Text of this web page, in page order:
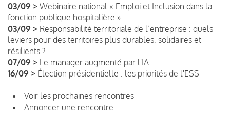
03/09 > Webinaire national « Emploi et Inclusion dans la
fonction publique hospitalière »
03/09 > Responsabilité territoriale de l’entreprise : quels
leviers pour des territoires plus durables, solidaires et
résilients ?
07/09 > Le manager augmenté par l'IA
16/09 > Élection présidentielle : les priorités de l'ESS
Voir les prochaines rencontres
Annoncer une rencontre